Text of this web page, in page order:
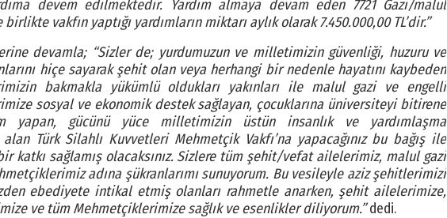
devem edilmektedir. Yardım almaya devam eden 7721 Gazi/malul
vakfın yaptığı yardımların miktarı aylık olarak 7.450.000,00 TL’dir.”
devamla; “Sizler de; yurdumuzun ve milletimizin güvenliği, huzuru ve
hiçe sayarak şehit olan veya herhangi bir nedenle hayatını kaybeden
bakmakla yükümlü oldukları yakınları ile malul gazi ve engelli
sosyal ve ekonomik destek sağlayan, çocuklarına üniversiteyi bitirene
yapan, gücünü yüce milletimizin üstün insanlık ve yardımlaşma
Türk Silahlı Kuvvetleri Mehmetçik Vakfı’na yapacağınız bu bağış ile
katkı sağlamış olacaksınız. Sizlere tüm şehit/vefat ailelerimiz, malul gazi
adına şükranlarımı sunuyorum. Bu vesileyle aziz şehitlerimizi
ebediyete intikal etmiş olanları rahmetle anarken, şehit ailelerimize,
ve tüm Mehmetçiklerimize sağlık ve esenlikler diliyorum.”dedi.